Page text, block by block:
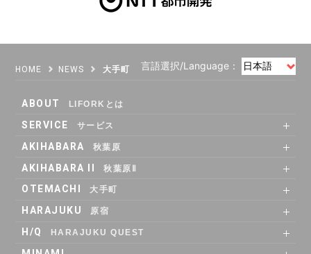
HOME NEWS 大手町 言語選択/Language：
ABOUT LIFORKとは
SERVICE サービス
AKIHABARA 秋葉原
AKIHABARA II 秋葉原Ⅱ
OTEMACHI 大手町
HARAJUKU 原宿
H/Q HARAJUKU QUEST